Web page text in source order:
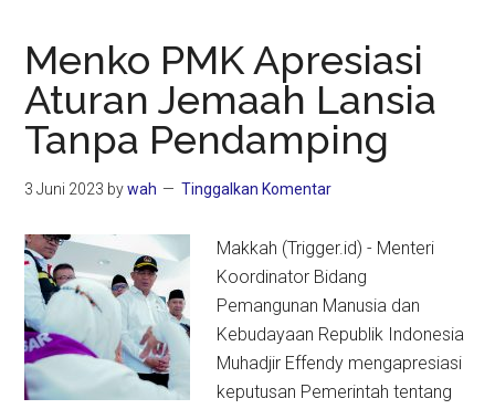
Menko PMK Apresiasi
Aturan Jemaah Lansia
Tanpa Pendamping
3 Juni 2023 bywah Tinggalkan Komentar
Makkah (Trigger.id) - Menteri
Koordinator Bidang
Pemangunan Manusia dan
Kebudayaan Republik Indonesia
Muhadjir Effendy mengapresiasi
keputusan Pemerintah tentang